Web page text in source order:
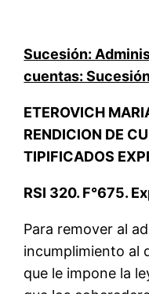
Sucesión:
cuentas:
ETEROVICH
RENDICION DE
TIPIFICADOS
RSI 320. F°675.
Para remover al
incumplimiento al
que le impone la